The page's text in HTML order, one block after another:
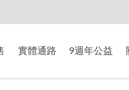
實體通路 9週年公益